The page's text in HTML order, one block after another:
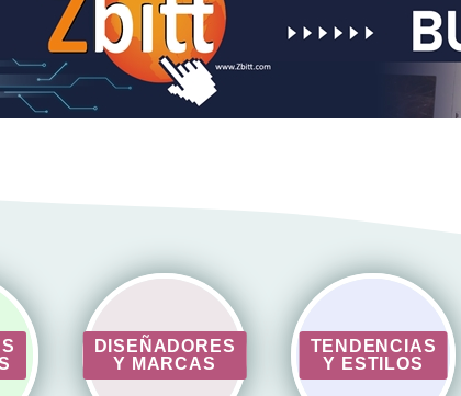
DISEÑADORES
Y MARCAS
TENDENCIAS
Y ESTILOS